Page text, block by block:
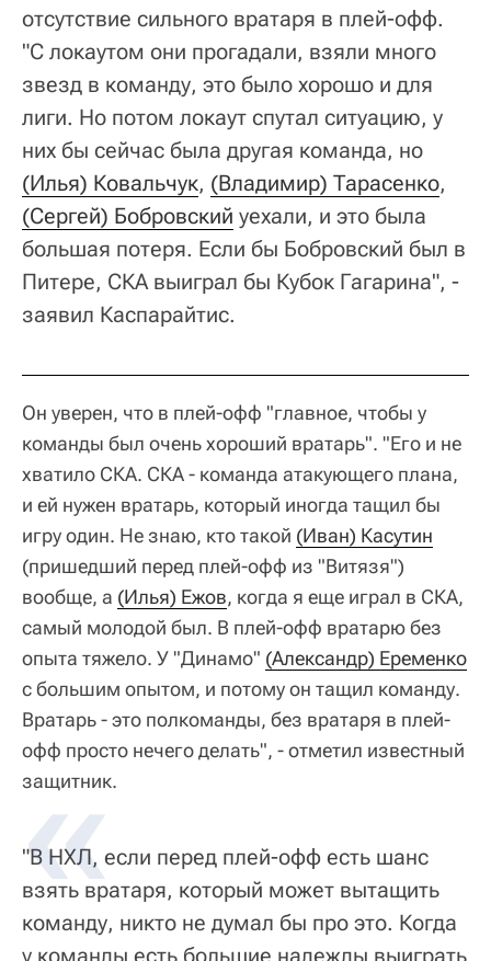
отсутствие сильного вратаря в плей-офф.
"С локаутом они прогадали, взяли много
звезд в команду, это было хорошо и для
лиги. Но потом локаут спутал ситуацию, у
них бы сейчас была другая команда, но
(Илья) Ковальчук, (Владимир) Тарасенко,
(Сергей) Бобровский уехали, и это была
большая потеря. Если бы Бобровский был в
Питере, СКА выиграл бы Кубок Гагарина", -
заявил Каспарайтис.
Он уверен, что в плей-офф "главное, чтобы у
команды был очень хороший вратарь". "Его и не
хватило СКА. СКА - команда атакующего плана,
и ей нужен вратарь, который иногда тащил бы
игру один. Не знаю, кто такой (Иван) Касутин
(пришедший перед плей-офф из "Витязя")
вообще, а (Илья) Ежов, когда я еще играл в СКА,
самый молодой был. В плей-офф вратарю без
опыта тяжело. У "Динамо" (Александр) Еременко
с большим опытом, и потому он тащил команду.
Вратарь - это полкоманды, без вратаря в плей-
офф просто нечего делать", - отметил известный
защитник.
"В НХЛ, если перед плей-офф есть шанс
взять вратаря, который может вытащить
команду, никто не думал бы про это. Когда
у команды есть большие надежды выиграть